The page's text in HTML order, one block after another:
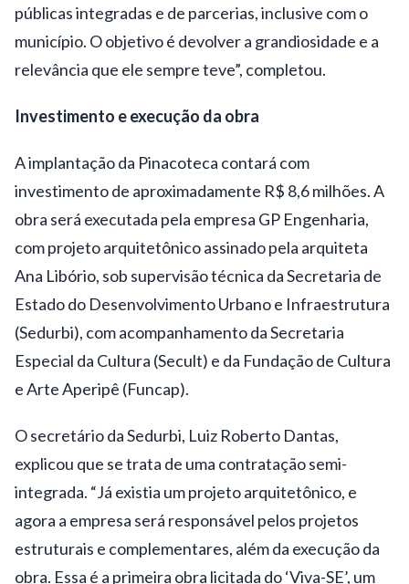
públicas integradas e de parcerias, inclusive com o
município. O objetivo é devolver a grandiosidade e a
relevância que ele sempre teve”, completou.
Investimento e execução da obra
A implantação da Pinacoteca contará com
investimento de aproximadamente R$ 8,6 milhões. A
obra será executada pela empresa GP Engenharia,
com projeto arquitetônico assinado pela arquiteta
Ana Libório, sob supervisão técnica da Secretaria de
Estado do Desenvolvimento Urbano e Infraestrutura
(Sedurbi), com acompanhamento da Secretaria
Especial da Cultura (Secult) e da Fundação de Cultura
e Arte Aperipê (Funcap).
O secretário da Sedurbi, Luiz Roberto Dantas,
explicou que se trata de uma contratação semi-
integrada. “Já existia um projeto arquitetônico, e
agora a empresa será responsável pelos projetos
estruturais e complementares, além da execução da
obra. Essa é a primeira obra licitada do ‘Viva-SE’, um